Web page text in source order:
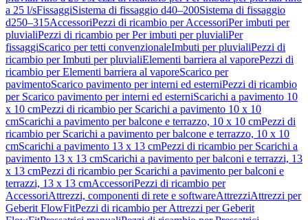
a 25 l/sFissaggiSistema di fissaggio d40–200Sistema di fissaggio
d250–315AccessoriPezzi di ricambio per AccessoriPer imbuti per
pluvialiPezzi di ricambio per Per imbuti per pluvialiPer
fissaggiScarico per tetti convenzionaleImbuti per pluvialiPezzi di
ricambio per Imbuti per pluvialiElementi barriera al vaporePezzi di
ricambio per Elementi barriera al vaporeScarico per
pavimentoScarico pavimento per interni ed esterniPezzi di ricambio
per Scarico pavimento per interni ed esterniScarichi a pavimento 10
x 10 cmPezzi di ricambio per Scarichi a pavimento 10 x 10
cmScarichi a pavimento per balcone e terrazzo, 10 x 10 cmPezzi di
ricambio per Scarichi a pavimento per balcone e terrazzo, 10 x 10
cmScarichi a pavimento 13 x 13 cmPezzi di ricambio per Scarichi a
pavimento 13 x 13 cmScarichi a pavimento per balconi e terrazzi, 13
x 13 cmPezzi di ricambio per Scarichi a pavimento per balconi e
terrazzi, 13 x 13 cmAccessoriPezzi di ricambio per
AccessoriAttrezzi, componenti di rete e softwareAttrezziAttrezzi per
Geberit FlowFitPezzi di ricambio per Attrezzi per Geberit